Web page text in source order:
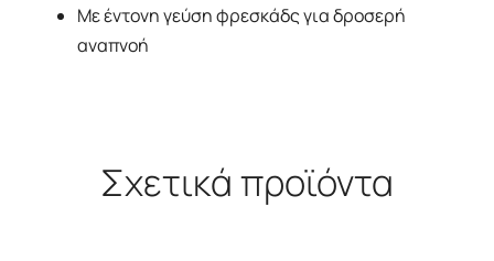
Με έντονη γεύση φρεσκάδς για δροσερή
αναπνοή
Σχετικά προϊόντα